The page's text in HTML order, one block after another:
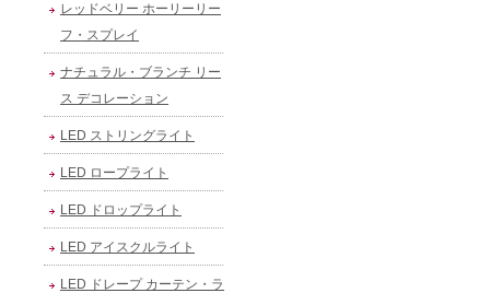
レッドベリー ホーリーリー
フ・スプレイ
ナチュラル・ブランチ リー
ス デコレーション
LED ストリングライト
LED ロープライト
LED ドロップライト
LED アイスクルライト
LED ドレープ カーテン・ラ